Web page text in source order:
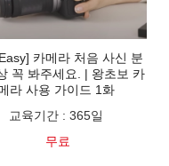
카메라 처음 사신 분
꼭 봐주세요. | 왕초보 카
라 사용 가이드 1화
교육기간 : 365일
무료